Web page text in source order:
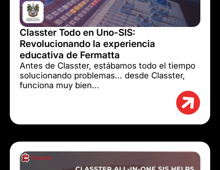
Classter Todo en Uno-SIS:
Revolucionando la experiencia
educativa de Fermatta
Antes de Classter, estábamos todo el tiempo
solucionando problemas... desde Classter,
funciona muy bien...